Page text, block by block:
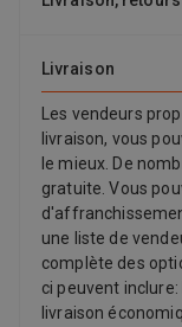
de sa turbine ont
réparties le long
les axes X, Y et Z
chaud. Pour un
thermique anti-
HyperdymoumT / 2
Contrôle intelligent
Inclus : Tapis
Livraison
Les vendeurs
livraison, vous
le mieux. De
gratuite. Vous
une liste de
complète des
ci peuvent
livraison